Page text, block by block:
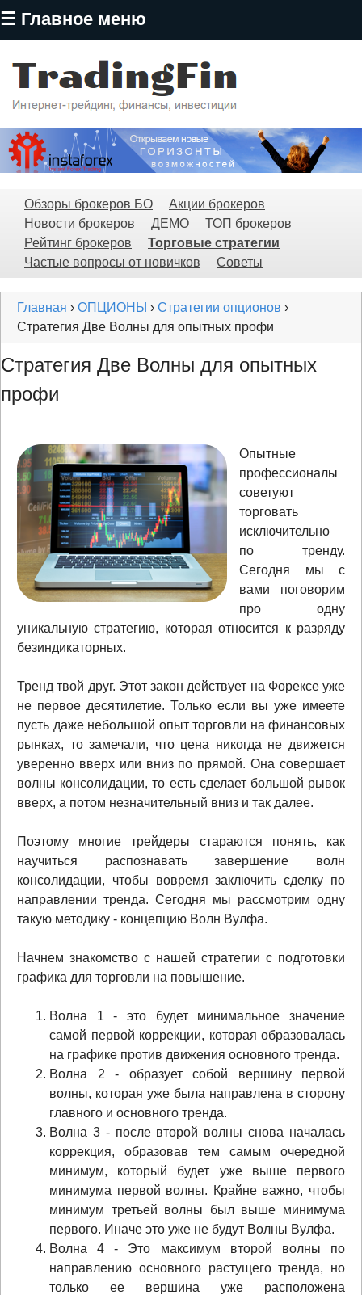
☰ Главное меню
основному
содержанию
TradingFin
Обзоры брокеров БО
Акции брокеров
Новости брокеров
ДЕМО
ТОП брокеров
Рейтинг брокеров
Торговые стратегии
Частые вопросы от новичков
Советы
Главная › ОПЦИОНЫ › Стратегии опционов ›
Стратегия Две Волны для опытных профи
Стратегия Две Волны для опытных
профи
Опытные
профессионалы
советуют
торговать
исключительно
по тренду.
Сегодня мы с
вами поговорим
про одну
уникальную стратегию, которая относится к разряду
безиндикаторных.
Тренд твой друг. Этот закон действует на Форексе уже
не первое десятилетие. Только если вы уже имеете
пусть даже небольшой опыт торговли на финансовых
рынках, то замечали, что цена никогда не движется
уверенно вверх или вниз по прямой. Она совершает
волны консолидации, то есть сделает большой рывок
вверх, а потом незначительный вниз и так далее.
Поэтому многие трейдеры стараются понять, как
научиться распознавать завершение волн
консолидации, чтобы вовремя заключить сделку по
направлении тренда. Сегодня мы рассмотрим одну
такую методику - концепцию Волн Вулфа.
Начнем знакомство с нашей стратегии с подготовки
графика для торговли на повышение.
Волна 1 - это будет минимальное значение
самой первой коррекции, которая образовалась
на графике против движения основного тренда.
Волна 2 - образует собой вершину первой
волны, которая уже была направлена в сторону
главного и основного тренда.
Волна 3 - после второй волны снова началась
коррекция, образовав тем самым очередной
минимум, который будет уже выше первого
минимума первой волны. Крайне важно, чтобы
минимум третьей волны был выше минимума
первого. Иначе это уже не будут Волны Вулфа.
Волна 4 - Это максимум второй волны по
направлению основного растущего тренда, но
только ее вершина уже расположена